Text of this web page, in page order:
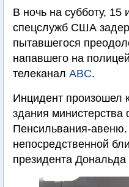
В ночь на субботу, 15
спецслужб США
пытавшегося
напавшего на
телеканал ABC.
Инцидент произошел
здания
Пенсильвания-
непосредственной
президента